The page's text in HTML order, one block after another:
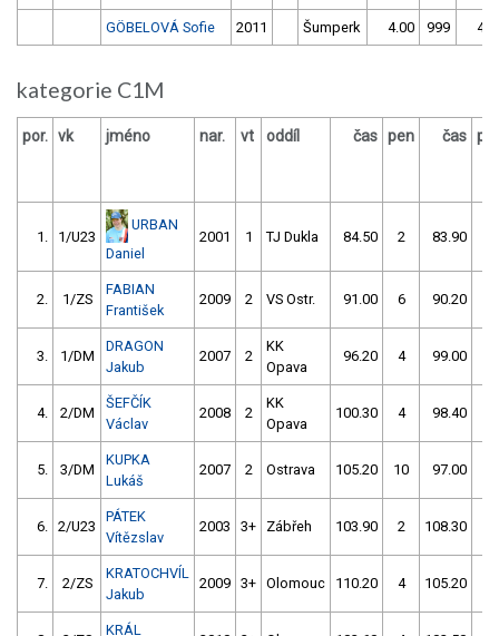
GÖBELOVÁ Sofie 2011 Šumperk 4.00 999
kategorie C1M
por. vk jméno nar. vt oddíl čas pen čas
1. 1/U23
URBAN
Daniel
2001 1 TJ Dukla 84.50 2 83.90
2. 1/ZS
FABIAN
František
2009 2 VS Ostr. 91.00 6 90.20
3. 1/DM
DRAGON
Jakub
2007 2
KK
Opava
96.20 4 99.00
4. 2/DM
ŠEFČÍK
Václav
2008 2
KK
Opava
100.30 4 98.40
5. 3/DM
KUPKA
Lukáš
2007 2 Ostrava 105.20 10 97.00
6. 2/U23
PÁTEK
Vítězslav
2003 3+ Zábřeh 103.90 2 108.30
7. 2/ZS
KRATOCHVÍL
Jakub
2009 3+ Olomouc 110.20 4 105.20
KRÁL